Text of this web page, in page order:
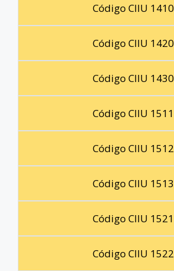
Código CIIU 1410
Código CIIU 1420
Código CIIU 1430
Código CIIU 1511
Código CIIU 1512
Código CIIU 1513
Código CIIU 1521
Código CIIU 1522